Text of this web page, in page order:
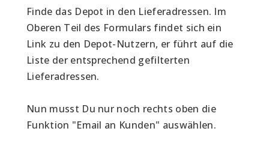
Finde das Depot in den Lieferadressen. Im
Oberen Teil des Formulars findet sich ein
Link zu den Depot-Nutzern, er führt auf die
Liste der entsprechend gefilterten
Lieferadressen.
Nun musst Du nur noch rechts oben die
Funktion "Email an Kunden" auswählen.